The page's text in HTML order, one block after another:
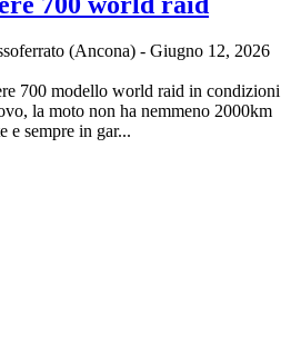
(Ancona) - Giugno 12, 2026
700 modello world raid in condizioni
la moto non ha nemmeno 2000km
e sempre in gar...